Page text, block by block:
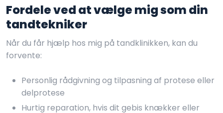
Fordele ved at vælge mig som din
tandtekniker
Når du får hjælp hos mig på tandklinikken, kan du
forvente:
Personlig rådgivning og tilpasning af protese eller
delprotese
Hurtig reparation, hvis dit gebis knækker eller